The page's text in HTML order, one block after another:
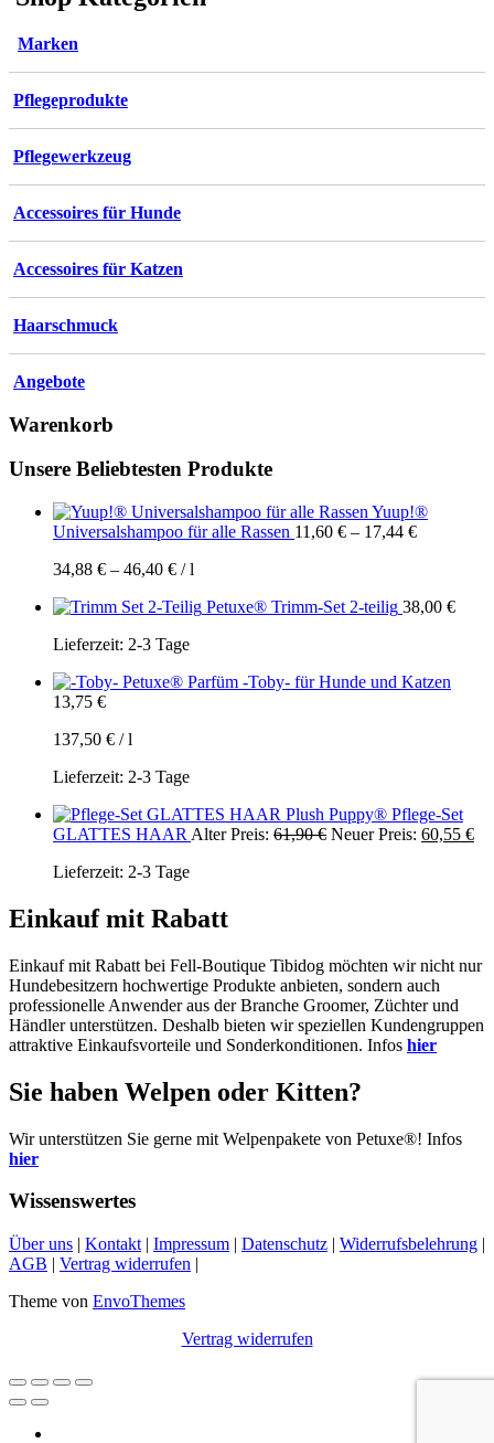
Marken
Pflegeprodukte
Pflegewerkzeug
Accessoires für Hunde
Accessoires für Katzen
Haarschmuck
Angebote
Warenkorb
Unsere Beliebtesten Produkte
Yuup!®
Universalshampoo für alle Rassen 11,60 € – 17,44 €
34,88 € – 46,40 € /l
Petuxe® Trimm-Set 2-teilig 38,00 €
Lieferzeit: 2-3 Tage
Petuxe® Parfüm -Toby- für Hunde und Katzen
13,75 €
137,50 € /l
Lieferzeit: 2-3 Tage
Plush Puppy® Pflege-Set
GLATTES HAAR Alter Preis: 61,90€ Ursprünglicher
Neuer Preis: 60,55 €
Lieferzeit: 2-3 Tage
Einkauf mit Rabatt
Einkauf mit Rabatt bei Fell-Boutique Tibidog möchten wir nicht nur
Hundebesitzern hochwertige Produkte anbieten, sondern auch
professionelle Anwender aus der Branche Groomer, Züchter und
Händler unterstützen. Deshalb bieten wir speziellen Kundengruppen
attraktive Einkaufsvorteile und Sonderkonditionen. Infos hier
Sie haben Welpen oder Kitten?
Wir unterstützen Sie gerne mit Welpenpakete von Petuxe®! Infos
hier
Wissenswertes
Über uns | Kontakt | Impressum | Datenschutz | Widerrufsbelehrung |
AGB | Vertrag widerrufen |
Theme von EnvoThemes
Vertrag widerrufen